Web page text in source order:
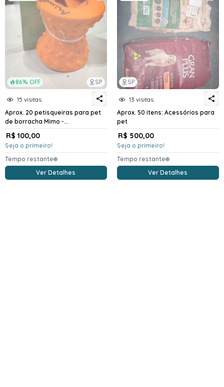
86% OFF SP
15 visitas
Aprox. 20 petisqueiras para pet
de borracha Mimo -...
R$ 100,00
Seja o primeiro!
Tempo restante
Ver Detalhes
SP
13 visitas
Aprox. 50 itens: Acessórios para
pet
R$ 500,00
Seja o primeiro!
Tempo restante
Ver Detalhes